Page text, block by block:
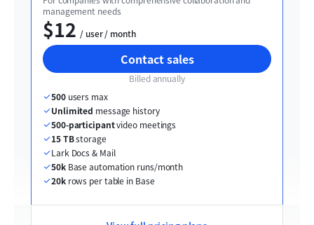
management needs
$12
  / user / month
Contact sales
Billed annually
500 users max
Unlimited message history
500-participant video meetings
15 TB storage
Lark Docs & Mail
50k Base automation runs/month
20k rows per table in Base